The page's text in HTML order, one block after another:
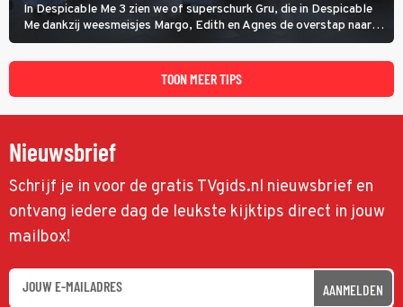
In Despicable Me 3 zien we of superschurk Gru, die in Despicable
Me dankzij weesmeisjes Margo, Edith en Agnes de overstap naar
het rechte pad maakte, ook op dat pad weet te blijven.
TOON MEER TIPS
Nieuwsbrief
Schrijf je in voor de gratis TVgids.nl nieuwsbrief en
ontvang iedere dag de leukste kijktips direct in jouw
mailbox!
AANMELDEN